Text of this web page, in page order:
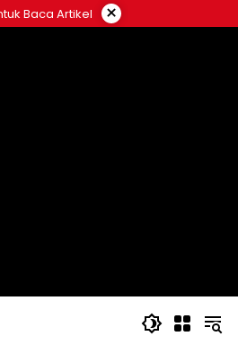
Baca Artikel ×